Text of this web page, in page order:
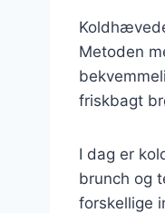
Metoden
friskbagt
I dag er
brunch og
forskellige